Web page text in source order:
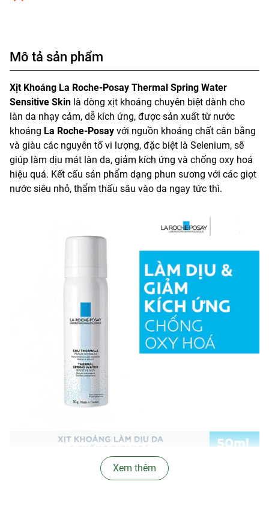
Mô tả sản phẩm
Xịt Khoáng La Roche-Posay Thermal Spring Water
Sensitive Skin là dòng xịt khoáng chuyên biệt dành cho
làn da nhạy cảm, dễ kích ứng, được sản xuất từ nước
khoáng La Roche-Posay với nguồn khoáng chất cân bằng
và giàu các nguyên tố vi lượng, đặc biệt là Selenium, sẽ
giúp làm dịu mát làn da, giảm kích ứng và chống oxy hoá
hiệu quả. Kết cấu sản phẩm dạng phun sương với các giọt
nước siêu nhỏ, thẩm thấu sâu vào da ngay tức thì.
Xem thêm